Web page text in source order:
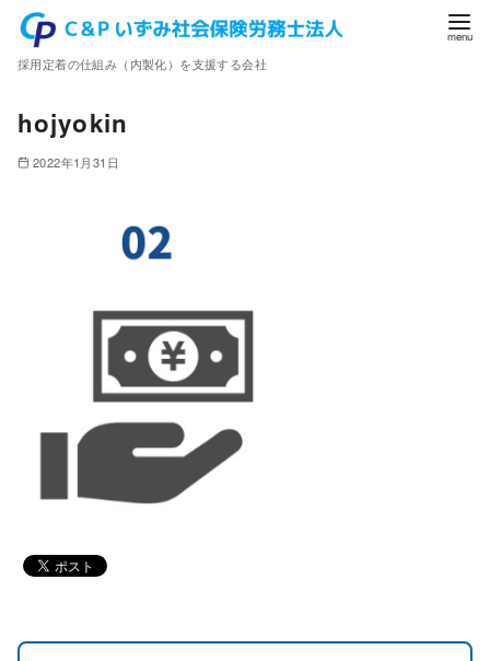
採用定着の仕組み（内製化）を支援する会社
hojyokin
2022年1月31日